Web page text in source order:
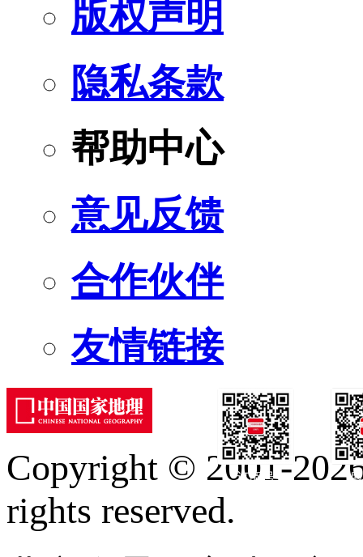
版权声明
隐私条款
帮助中心
意见反馈
合作伙伴
友情链接
订阅号
Copyright © 2001-
rights reserved.